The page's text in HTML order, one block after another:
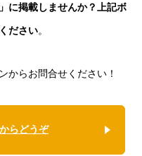
に掲載しませんか？上記ボ
ださい。
からお問合せください！
らどうぞ